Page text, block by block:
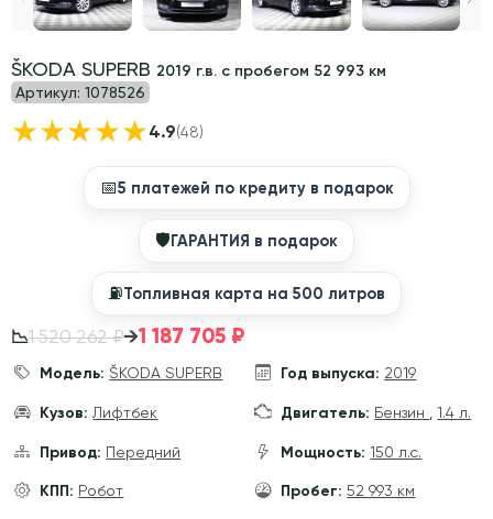
ŠKODA SUPERB 2019 г.в. с пробегом 52 993 км
Артикул: 1078526
★★★★★4.9(48)
📅5 платежей по кредиту в подарок
🛡ГАРАНТИЯ в подарок
⛽️Топливная карта на 500 литров
📉1 520 262 ₽→1 187 705 ₽
Модель: ŠKODA SUPERB Год выпуска: 2019
Кузов: Лифтбек Двигатель: Бензин ,1.4 л.
Привод: Передний Мощность: 150 л.с.
КПП: Робот Пробег: 52 993 км